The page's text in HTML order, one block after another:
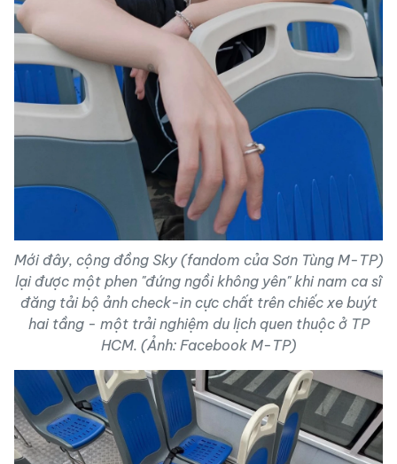
Mới đây, cộng đồng Sky (fandom của Sơn Tùng M-TP)
lại được một phen "đứng ngồi không yên" khi nam ca sĩ
đăng tải bộ ảnh check-in cực chất trên chiếc xe buýt
hai tầng - một trải nghiệm du lịch quen thuộc ở TP
HCM. (Ảnh: Facebook M-TP)